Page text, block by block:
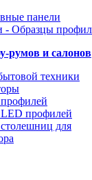
панели
румов и салонов
техники
профилей
для